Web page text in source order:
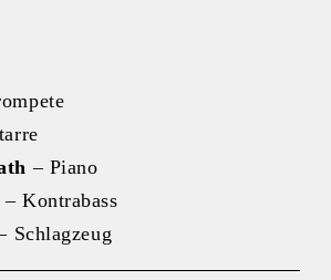
– Piano
– Kontrabass
Schlagzeug